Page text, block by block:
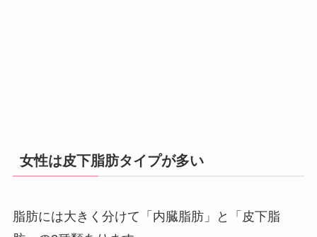
女性は皮下脂肪タイプが多い
脂肪には大きく分けて「内臓脂肪」と「皮下脂